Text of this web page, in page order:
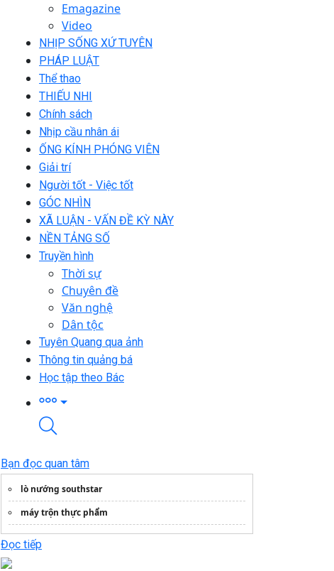
Emagazine
Video
NHỊP SỐNG XỨ TUYÊN
PHÁP LUẬT
Thể thao
THIẾU NHI
Chính sách
Nhịp cầu nhân ái
ỐNG KÍNH PHÓNG VIÊN
Giải trí
Người tốt - Việc tốt
GÓC NHÌN
XÃ LUẬN - VẤN ĐỀ KỲ NÀY
NỀN TẢNG SỐ
Truyền hình
Thời sự
Chuyên đề
Văn nghệ
Dân tộc
Tuyên Quang qua ảnh
Thông tin quảng bá
Học tập theo Bác
Bạn đọc quan tâm
lò nướng southstar
máy trộn thực phẩm
Đọc tiếp